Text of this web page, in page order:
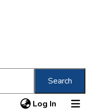
Search
Log In (current)